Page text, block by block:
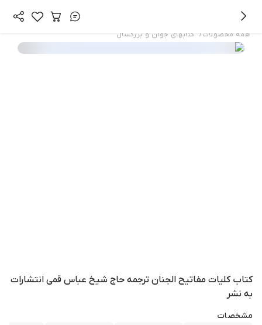
همه محصولات/ کتابهای جوان و بزرگسال
کتاب کلیات مفاتیح الجنان ترجمه حاج شیخ عباس قمی انتشارات
به نشر
مشخصات